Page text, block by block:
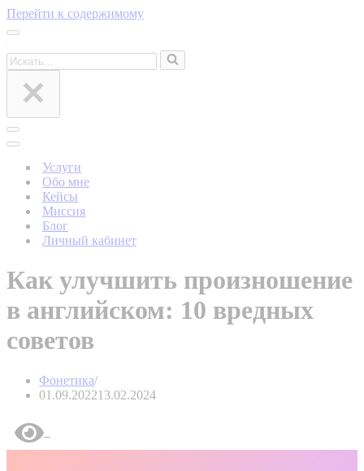
Перейти к содержимому
Меню
навигации
Искать...
Меню
навигации
Меню
навигацииУслуги
Обо мне
Кейсы
Миссия
Блог
Личный кабинет
Как улучшить произношение
в английском: 10 вредных
советов
Фонетика
01.09.202213.02.2024